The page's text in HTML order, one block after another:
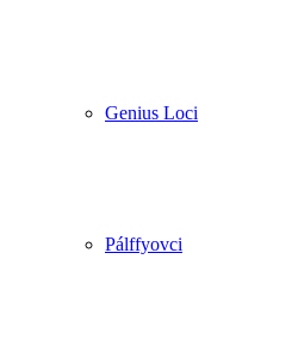
Genius Loci
Pálffyovci